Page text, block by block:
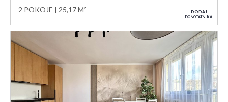
2 POKOJE 25,17 M² DODAJ
DO NOTATNIKA